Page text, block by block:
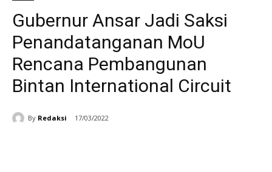
Gubernur Ansar Jadi Saksi
Penandatanganan MoU
Rencana Pembangunan
Bintan International Circuit
By Redaksi 17/03/2022